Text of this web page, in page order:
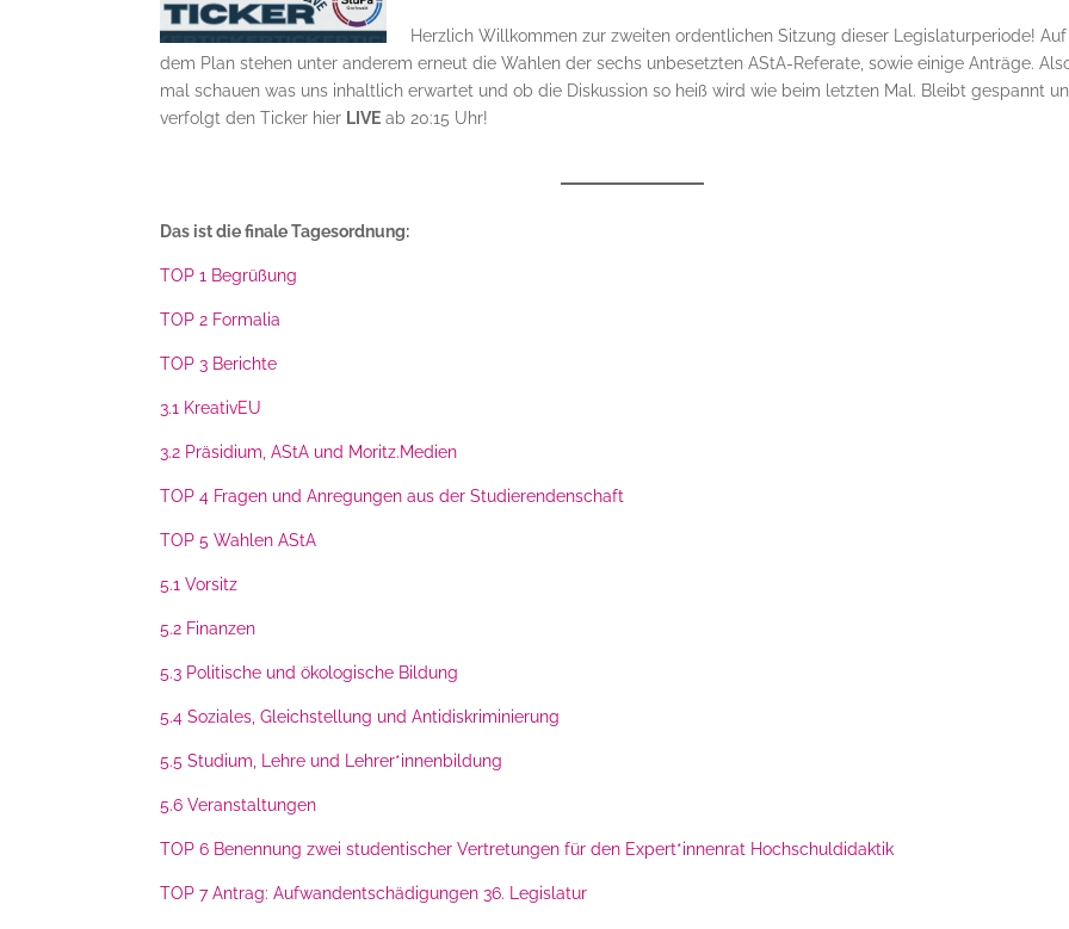
Herzlich Willkommen zur zweiten ordentlichen Sitzung dieser Legislaturperiode! Auf
dem Plan stehen unter anderem erneut die Wahlen der sechs unbesetzten AStA-Referate, sowie einige Anträge.
mal schauen was uns inhaltlich erwartet und ob die Diskussion so heiß wird wie beim letzten Mal. Bleibt gespannt
verfolgt den Ticker hier LIVE ab 20:15 Uhr!
Das ist die finale Tagesordnung:
TOP 1 Begrüßung
TOP 2 Formalia
TOP 3 Berichte
3.1 KreativEU
3.2 Präsidium, AStA und Moritz.Medien
TOP 4 Fragen und Anregungen aus der Studierendenschaft
TOP 5 Wahlen AStA
5.1 Vorsitz
5.2 Finanzen
5.3 Politische und ökologische Bildung
5.4 Soziales, Gleichstellung und Antidiskriminierung
5.5 Studium, Lehre und Lehrer*innenbildung
5.6 Veranstaltungen
TOP 6 Benennung zwei studentischer Vertretungen für den Expert*innenrat Hochschuldidaktik
TOP 7 Antrag: Aufwandentschädigungen 36. Legislatur